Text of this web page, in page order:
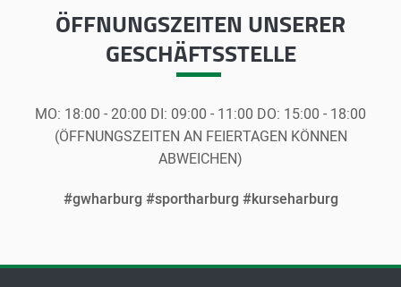
ÖFFNUNGSZEITENUNSERER
GESCHÄFTSSTELLE
MO: 18:00 - 20:00 DI: 09:00 - 11:00 DO: 15:00 - 18:00
(ÖFFNUNGSZEITEN AN FEIERTAGEN KÖNNEN
ABWEICHEN)
#gwharburg #sportharburg #kurseharburg